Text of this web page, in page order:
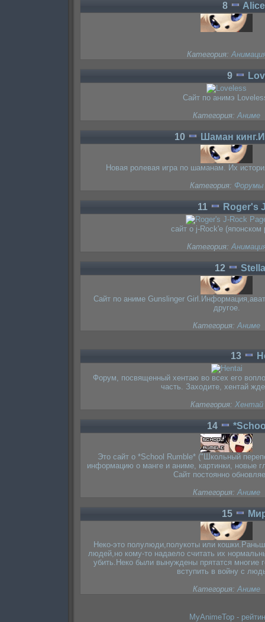
8
Категория:
9
Сайт по анимэ
Категория:Аниме
10 Шаман
Новая ролевая игра по шаманам. Их
Категория: Форумы
11 Roger's
сайт о j-Rock'е (японском
Категория:
12
Сайт по аниме Gunslinger
другое.
Категория:Аниме
13
Форум, посвященный хентаю во всех его
часть. Заходите, хентай
Категория: Хентай
14
Это сайт о *School Rumble* ("Школьный
информацию о манге и аниме, картинки, новые
Сайт постоянно
Категория:Аниме
15
Неко-это полулюди,полукоты или
людей,но кому-то надаело считать их
убить.Неко были вынуждены прятатся многие
вступить в войну с
Категория:Аниме
MyAnimeTop -